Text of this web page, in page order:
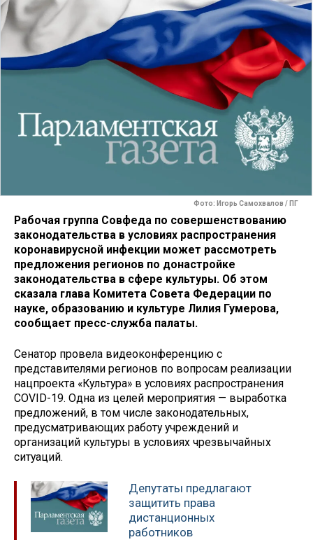
Фото: Игорь Самохвалов / ПГ
Рабочая группа Совфеда по совершенствованию
законодательства в условиях распространения
коронавирусной инфекции может рассмотреть
предложения регионов по донастройке
законодательства в сфере культуры. Об этом
сказала глава Комитета Совета Федерации по
науке, образованию и культуре Лилия Гумерова,
сообщает пресс-служба палаты.
Сенатор провела видеоконференцию с
представителями регионов по вопросам реализации
нацпроекта «Культура» в условиях распространения
COVID-19. Одна из целей мероприятия — выработка
предложений, в том числе законодательных,
предусматривающих работу учреждений и
организаций культуры в условиях чрезвычайных
ситуаций.
Депутаты предлагают
защитить права
дистанционных
работников